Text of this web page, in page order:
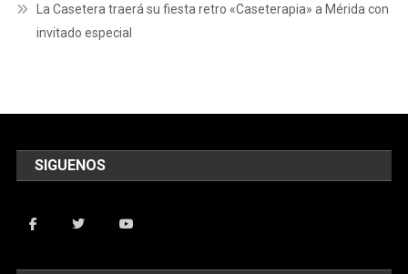
La Casetera traerá su fiesta retro «Caseterapia» a Mérida con
invitado especial
SIGUENOS